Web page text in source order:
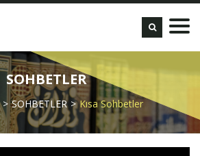
SOHBETLER
SOHBETLER Kısa Sohbetler